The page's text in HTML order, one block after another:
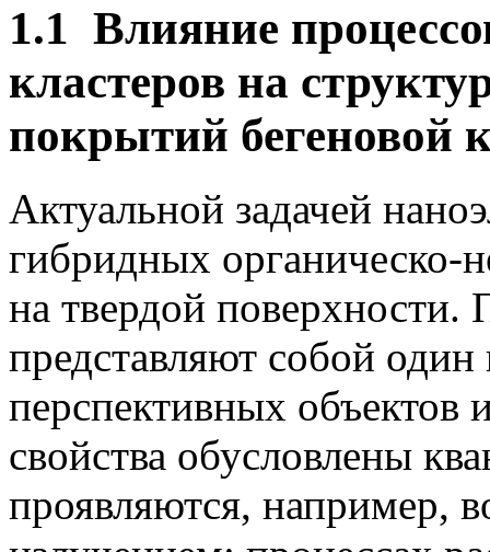
1.1 Влияние
кластеров на
покрытий бегеновой
Актуальной задачей
гибридных органическо-
на твердой поверхности.
представляют собой
перспективных объектов
свойства обусловлены
проявляются, например,